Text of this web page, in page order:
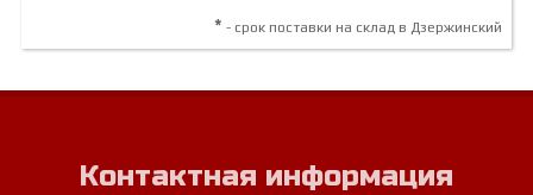
* - срок поставки на склад в Дзержинский
Контактная информация